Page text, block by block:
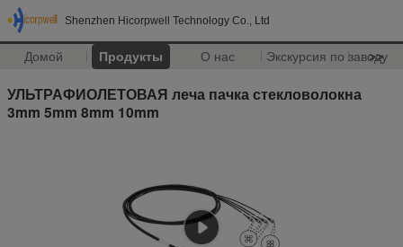
Shenzhen Hicorpwell Technology Co., Ltd
Домой Продукты О нас Экскурсия по заводу
>>
УЛЬТРАФИОЛЕТОВАЯ леча пачка стекловолокна
3mm 5mm 8mm 10mm